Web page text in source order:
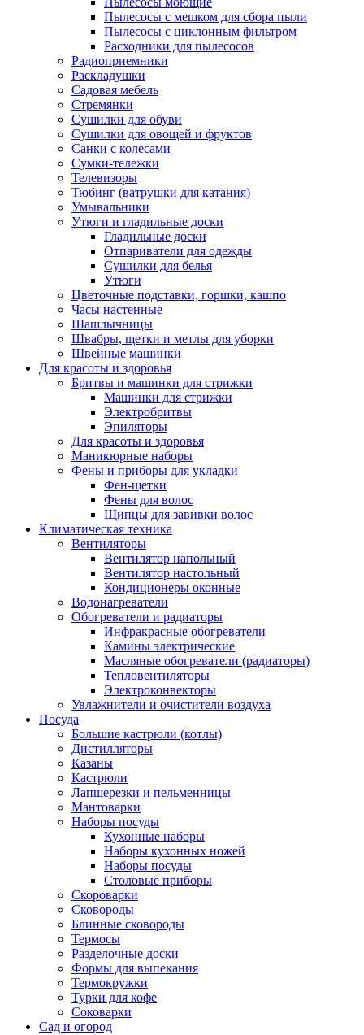
Пылесосы с мешком для сбора пыли
Пылесосы с циклонным фильтром
Расходники для пылесосов
Радиоприемники
Раскладушки
Садовая мебель
Стремянки
Сушилки для обуви
Сушилки для овощей и фруктов
Санки с колесами
Сумки-тележки
Телевизоры
Тюбинг (ватрушки для катания)
Умывальники
Утюги и гладильные доски
Гладильные доски
Отпариватели для одежды
Сушилки для белья
Утюги
Цветочные подставки, горшки, кашпо
Часы настенные
Шашлычницы
Швабры, щетки и метлы для уборки
Швейные машинки
Для красоты и здоровья
Бритвы и машинки для стрижки
Машинки для стрижки
Электробритвы
Эпиляторы
Для красоты и здоровья
Маникюрные наборы
Фены и приборы для укладки
Фен-щетки
Фены для волос
Щипцы для завивки волос
Климатическая техника
Вентиляторы
Вентилятор напольный
Вентилятор настольный
Кондиционеры оконные
Водонагреватели
Обогреватели и радиаторы
Инфракрасные обогреватели
Камины электрические
Масляные обогреватели (радиаторы)
Тепловентиляторы
Электроконвекторы
Увлажнители и очистители воздуха
Посуда
Большие кастрюли (котлы)
Дистилляторы
Казаны
Кастрюли
Лапшерезки и пельменницы
Мантоварки
Наборы посуды
Кухонные наборы
Наборы кухонных ножей
Наборы посуды
Столовые приборы
Скороварки
Сковороды
Блинные сковороды
Термосы
Разделочные доски
Формы для выпекания
Термокружки
Турки для кофе
Соковарки
Сад и огород